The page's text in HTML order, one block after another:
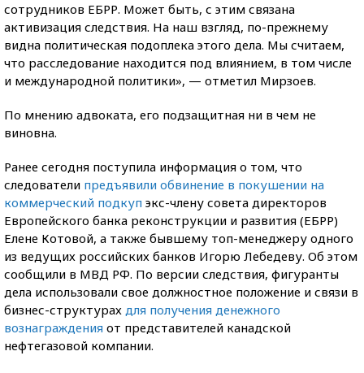
сотрудников ЕБРР. Может быть, с этим связана
активизация следствия. На наш взгляд, по-прежнему
видна политическая подоплека этого дела. Мы считаем,
что расследование находится под влиянием, в том числе
и международной политики», — отметил Мирзоев.
По мнению адвоката, его подзащитная ни в чем не
виновна.
Ранее сегодня поступила информация о том, что
следователи предъявили обвинение в покушении на
коммерческий подкуп экс-члену совета директоров
Европейского банка реконструкции и развития (ЕБРР)
Елене Котовой, а также бывшему топ-менеджеру одного
из ведущих российских банков Игорю Лебедеву. Об этом
сообщили в МВД РФ. По версии следствия, фигуранты
дела использовали свое должностное положение и связи в
бизнес-структурах для получения денежного
вознаграждения от представителей канадской
нефтегазовой компании.